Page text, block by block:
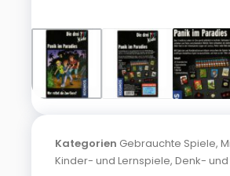
Kategorien Gebrauchte Spiele,
Kinder- und Lernspiele, Denk-